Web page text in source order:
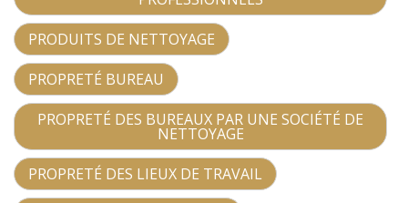
PRODUITS DE NETTOYAGE
PROPRETÉ BUREAU
PROPRETÉ DES BUREAUX PAR UNE SOCIÉTÉ DE
NETTOYAGE
PROPRETÉ DES LIEUX DE TRAVAIL